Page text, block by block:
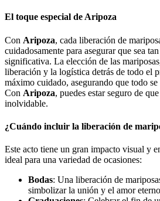
El toque especial de Aripoza
Con Aripoza, cada liberación de
cuidadosamente para asegurar que sea
significativa. La elección de las
liberación y la logística detrás de todo el
máximo cuidado, asegurando que todo
Con Aripoza, puedes estar seguro de
inolvidable.
¿Cuándo incluir la liberación de
Este acto tiene un gran impacto visual y
ideal para una variedad de ocasiones:
Bodas: Una liberación de
simbolizar la unión y el amor